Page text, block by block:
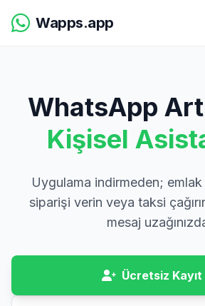
Wapps.app
WhatsApp
Kişisel
Uygulama indirmeden; emlak
siparişi verin veya taksi
mesaj
Ücretsiz Kayıt